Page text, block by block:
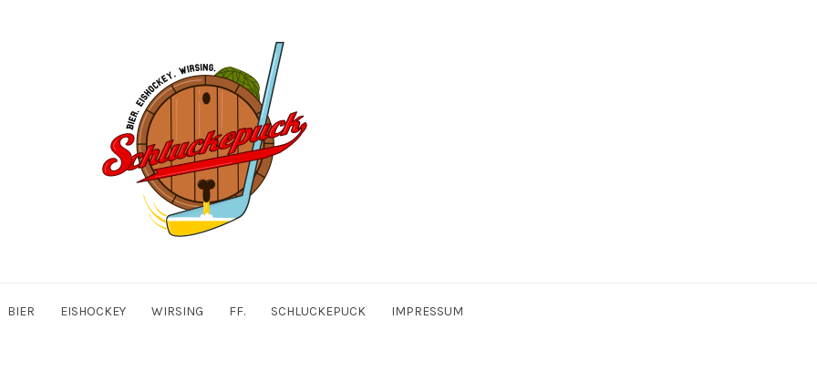
BIER EISHOCKEY WIRSING FF. SCHLUCKEPUCK IMPRESSUM